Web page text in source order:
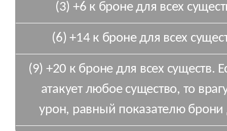
(3) +6 к броне для всех
(6) +14 к броне для всех
(9) +20 к броне для всех существ.
атакует любое существо, то
урон, равный показателю